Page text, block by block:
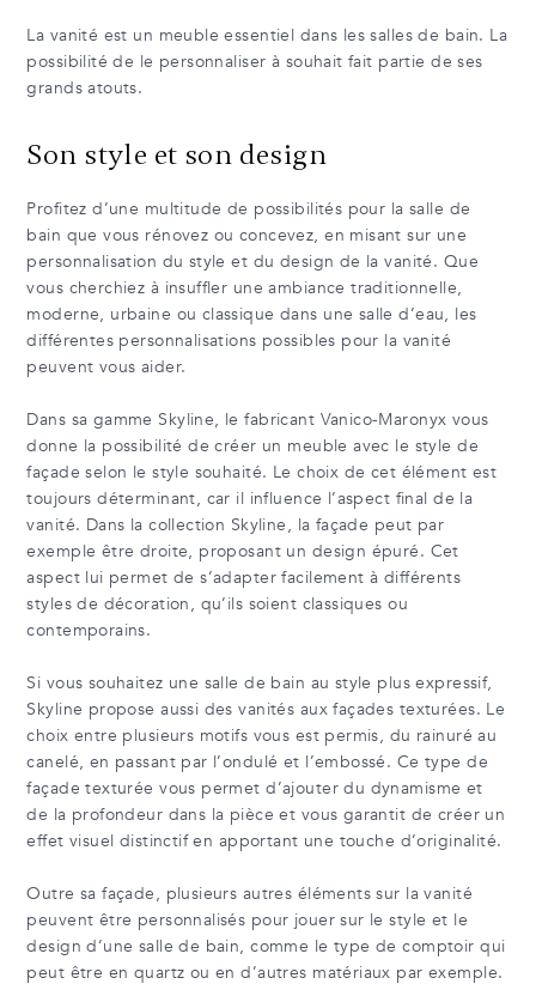
La vanité est un meuble essentiel dans les salles de bain. La
possibilité de le personnaliser à souhait fait partie de ses
grands atouts.
Son style et son design
Profitez d’une multitude de possibilités pour la salle de
bain que vous rénovez ou concevez, en misant sur une
personnalisation du style et du design de la vanité. Que
vous cherchiez à insuffler une ambiance traditionnelle,
moderne, urbaine ou classique dans une salle d’eau, les
différentes personnalisations possibles pour la vanité
peuvent vous aider.
Dans sa gamme Skyline, le fabricant Vanico-Maronyx vous
donne la possibilité de créer un meuble avec le style de
façade selon le style souhaité. Le choix de cet élément est
toujours déterminant, car il influence l’aspect final de la
vanité. Dans la collection Skyline, la façade peut par
exemple être droite, proposant un design épuré. Cet
aspect lui permet de s’adapter facilement à différents
styles de décoration, qu’ils soient classiques ou
contemporains.
Si vous souhaitez une salle de bain au style plus expressif,
Skyline propose aussi des vanités aux façades texturées. Le
choix entre plusieurs motifs vous est permis, du rainuré au
canelé, en passant par l’ondulé et l’embossé. Ce type de
façade texturée vous permet d’ajouter du dynamisme et
de la profondeur dans la pièce et vous garantit de créer un
effet visuel distinctif en apportant une touche d’originalité.
Outre sa façade, plusieurs autres éléments sur la vanité
peuvent être personnalisés pour jouer sur le style et le
design d’une salle de bain, comme le type de comptoir qui
peut être en quartz ou en d’autres matériaux par exemple.